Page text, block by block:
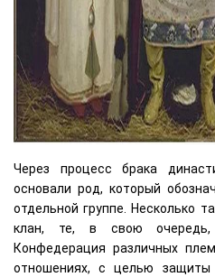
Через процесс брака
основали род, который
отдельной группе. Несколько
клан, те, в свою очередь,
Конфедерация различных
отношениях, с целью защиты